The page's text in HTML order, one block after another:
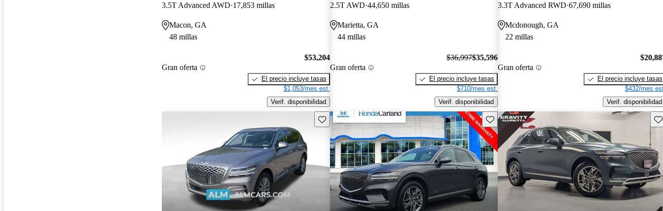
3.5T Advanced AWD 17,853 millas
Macon, GA
48 millas
Gran oferta
$53,204
El precio incluye tasas
$1,053/mes est.
Verif. disponibilidad
2.5T AWD 44,650 millas
Marietta, GA
44 millas
Gran oferta
$36,997$35,596
El precio incluye tasas
$710/mes est.
Verif. disponibilidad
3.3T Advanced RWD 67,690 millas
Mcdonough, GA
22 millas
Gran oferta
El precio incluye tasas
$432/mes
Verif. disponibilidad
Guarda este Aviso Guarda este Aviso